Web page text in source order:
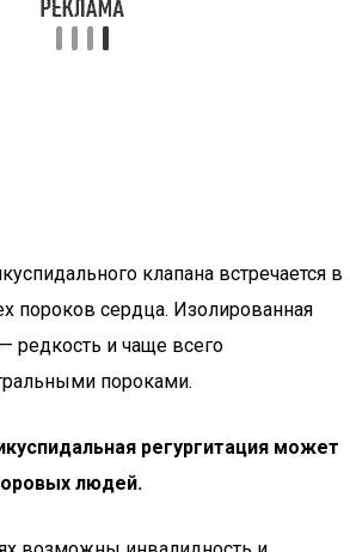
клапана встречается в
пороков сердца. Изолированная
редкость и чаще всего
пороками.
регургитация может
людей.